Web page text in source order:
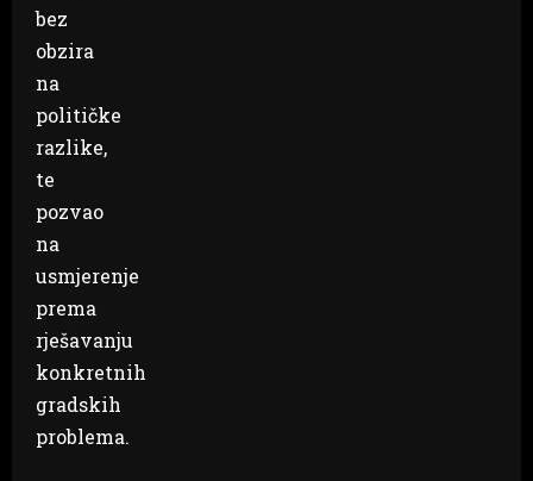
bez
obzira
na
političke
razlike,
te
pozvao
na
usmjerenje
prema
rješavanju
konkretnih
gradskih
problema.